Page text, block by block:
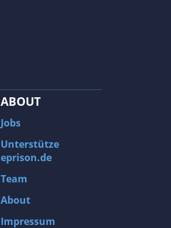
ABOUT
Jobs
Unterstütze
eprison.de
Team
About
Impressum